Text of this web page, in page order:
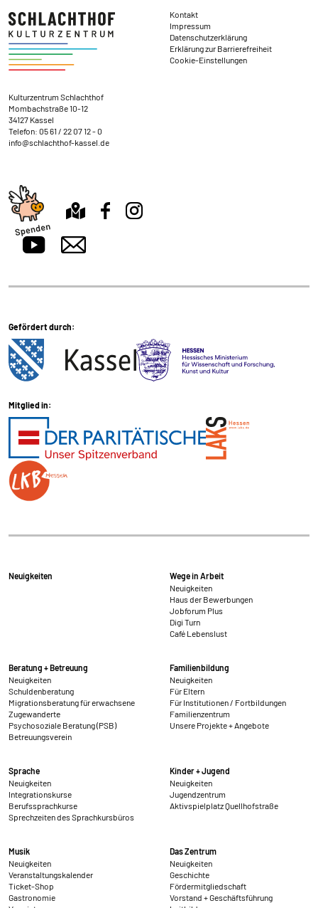
Kontakt und Anschrift
Kulturzentrum Schlachthof
Mombachstraße 10-12
34127 Kassel
Telefon: 05 61 / 22 07 12 - 0
info@schlachthof-kassel.de
Rechtliches
Kontakt
Impressum
Datenschutzerklärung
Erklärung zur Barrierefreiheit
Cookie-Einstellungen
Gefördert durch:
Mitglied in:
Neuigkeiten
Wege in Arbeit
Neuigkeiten
Haus der Bewerbungen
Jobforum Plus
Digi Turn
Café Lebenslust
Beratung + Betreuung
Neuigkeiten
Schuldenberatung
Migrationsberatung für erwachsene
Zugewanderte
Psychosoziale Beratung (PSB)
Betreuungsverein
Familienbildung
Neuigkeiten
Für Eltern
Für Institutionen / Fortbildungen
Familienzentrum
Unsere Projekte + Angebote
Sprache
Neuigkeiten
Integrationskurse
Berufssprachkurse
Sprechzeiten des Sprachkursbüros
Kinder + Jugend
Neuigkeiten
Jugendzentrum
Aktivspielplatz Quellhofstraße
Musik
Neuigkeiten
Veranstaltungskalender
Ticket-Shop
Gastronomie
Das Zentrum
Neuigkeiten
Geschichte
Fördermitgliedschaft
Vorstand + Geschäftsführung